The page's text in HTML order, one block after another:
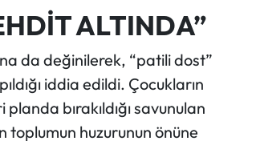
ALTINDA”
da değinilerek, “patili dost”
iddia edildi. Çocukların
bırakıldığı savunulan
toplumun huzurunun önüne